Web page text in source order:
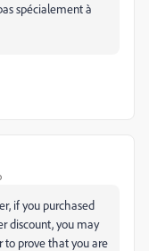
spécialement à
if you purchased
discount, you may
to prove that you are